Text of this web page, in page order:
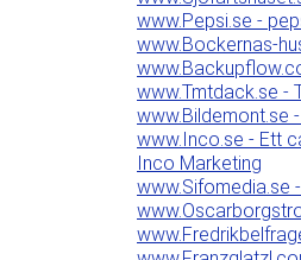
www.Pepsi.se -
www.Bockernas-
www.Tmtdack.se -
www.Bildemont.se
www.Inco.se - Ett
Inco Marketing
www.Sifomedia.se